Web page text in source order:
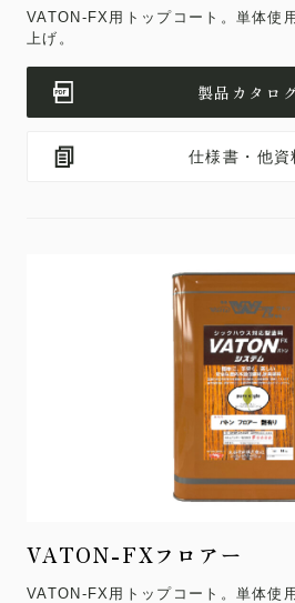
VATON-FX用トップコート。単体使
上げ。
製品カタロ
仕様書・他資
VATON-FXフロアー
VATON-FX用トップコート。単体使